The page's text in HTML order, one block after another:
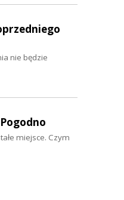
nie będzie
miejsce. Czym